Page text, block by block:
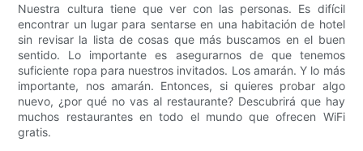
Nuestra cultura tiene que ver con las personas. Es difícil
encontrar un lugar para sentarse en una habitación de hotel
sin revisar la lista de cosas que más buscamos en el buen
sentido. Lo importante es asegurarnos de que tenemos
suficiente ropa para nuestros invitados. Los amarán. Y lo más
importante, nos amarán. Entonces, si quieres probar algo
nuevo, ¿por qué no vas al restaurante? Descubrirá que hay
muchos restaurantes en todo el mundo que ofrecen WiFi
gratis.